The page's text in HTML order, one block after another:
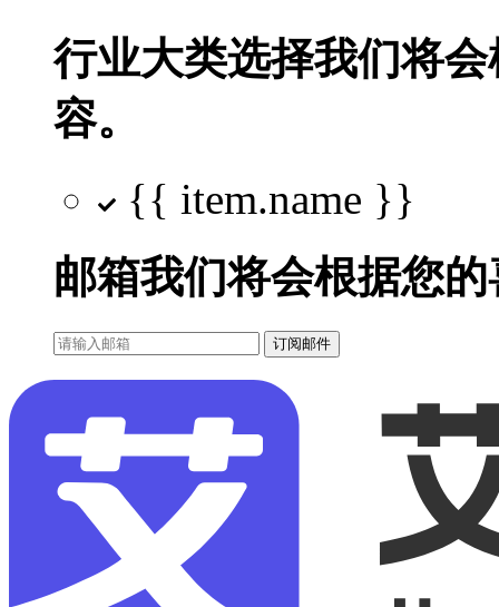
行业大类选择我们将
容。
{{ item.name }}
邮箱我们将会根据您
订阅邮件